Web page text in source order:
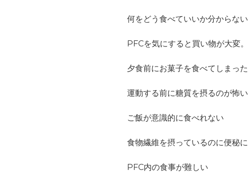
何をどう食べていいか分からない
PFCを気にすると買い物が大変。
夕食前にお菓子を食べてしまっ
運動する前に糖質を摂るのが怖い
ご飯が意識的に食べれない
食物繊維を摂っているのに便秘
PFC内の食事が難しい